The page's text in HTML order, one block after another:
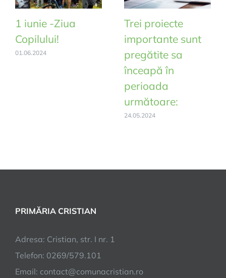
1 iunie -Ziua
Copilului!
01.06.2024
Trei proiecte
importante sunt
pregătite sa
înceapă în
perioada
următoare:
24.05.2024
PRIMĂRIA CRISTIAN
Adresa: Cristian, str. I nr. 1
Telefon: 0269/579.101
Email: contact@comunacristian.ro